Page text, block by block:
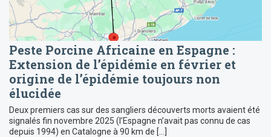
Peste Porcine Africaine en Espagne :
Extension de l’épidémie en février et
origine de l’épidémie toujours non
élucidée
Deux premiers cas sur des sangliers découverts morts avaient été
signalés fin novembre 2025 (l’Espagne n’avait pas connu de cas
depuis 1994) en Catalogne à 90 km de […]